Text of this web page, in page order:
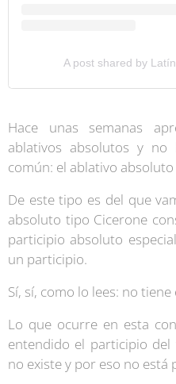
A post shared by
Hace unas semanas
ablativos absolutos y
común: el ablativo
De este tipo es del que
absoluto tipo Cicerone
participio absoluto
un participio.
Sí, sí, como lo lees: no
Lo que ocurre en esta
entendido el participio
no existe y por eso no está